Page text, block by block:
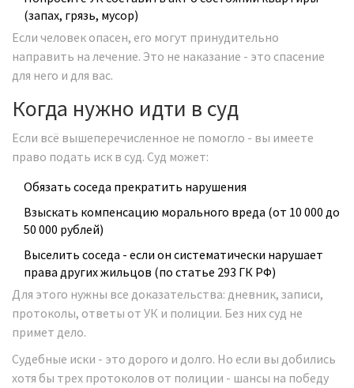
(запах, грязь, мусор)
Если человек опасен, его могут принудительно
направить на лечение. Это не наказание - это спасение
для него и для вас.
Когда нужно идти в суд
Если всё вышеперечисленное не помогло - вы имеете
право подать иск в суд. Суд может:
Обязать соседа прекратить нарушения
Взыскать компенсацию морального вреда (от 10 000 до
50 000 рублей)
Выселить соседа - если он систематически нарушает
права других жильцов (по статье 293 ГК РФ)
Для этого нужны все доказательства: дневник, записи,
протоколы, ответы от УК и полиции. Без них суд не
примет дело.
Судебные иски - это дорого и долго. Но если вы добились
хотя бы трех протоколов от полиции - шансы на победу